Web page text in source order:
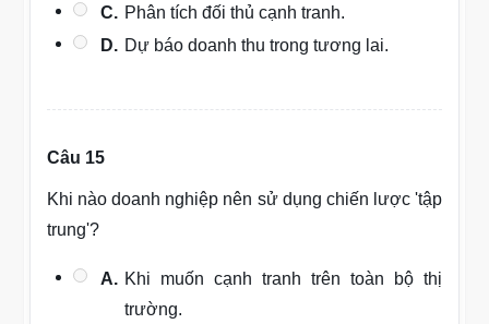
C. Phân tích đối thủ cạnh tranh.
D. Dự báo doanh thu trong tương lai.
Câu 15
Khi nào doanh nghiệp nên sử dụng chiến lược 'tập
trung'?
A. Khi muốn cạnh tranh trên toàn bộ thị
trường.